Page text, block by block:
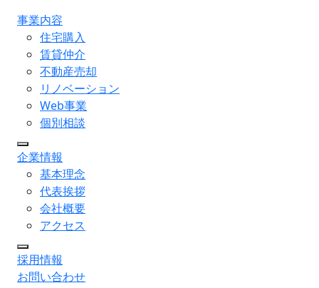
事業内容
住宅購入
賃貸仲介
不動産売却
リノベーション
Web事業
個別相談
企業情報
基本理念
代表挨拶
会社概要
アクセス
採用情報
お問い合わせ